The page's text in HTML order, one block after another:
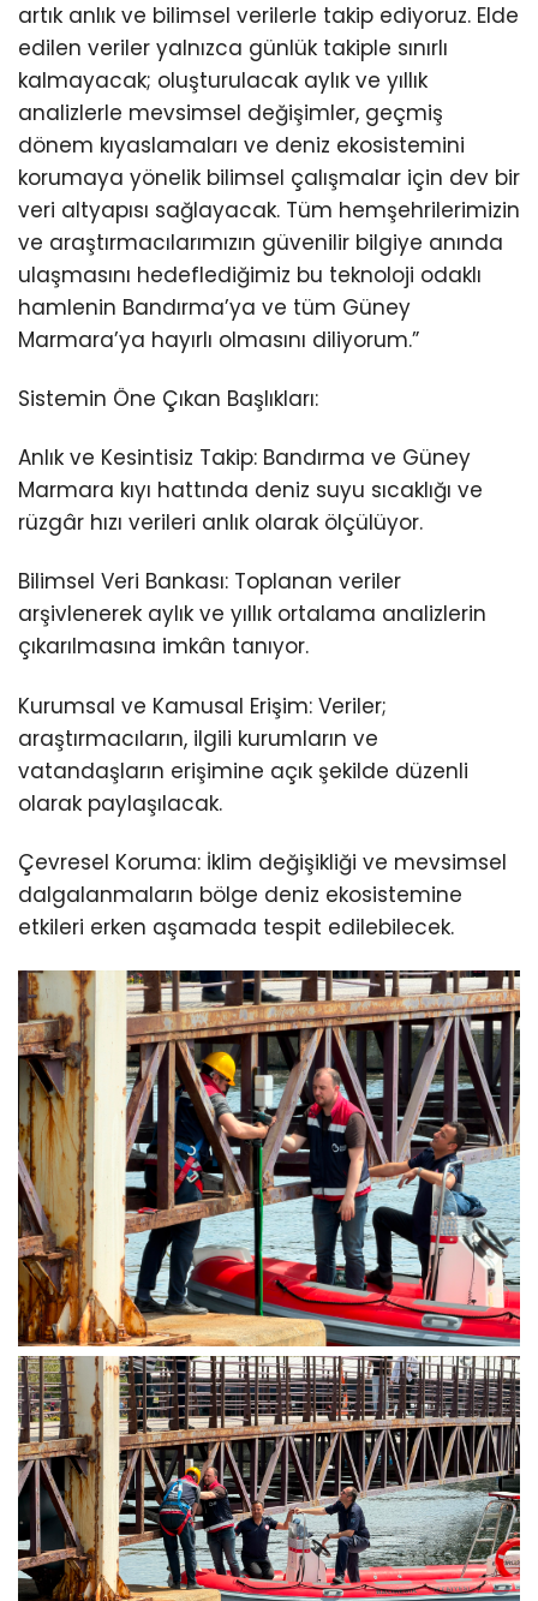
artık anlık ve bilimsel verilerle takip ediyoruz. Elde
edilen veriler yalnızca günlük takiple sınırlı
kalmayacak; oluşturulacak aylık ve yıllık
analizlerle mevsimsel değişimler, geçmiş
dönem kıyaslamaları ve deniz ekosistemini
korumaya yönelik bilimsel çalışmalar için dev bir
veri altyapısı sağlayacak. Tüm hemşehrilerimizin
ve araştırmacılarımızın güvenilir bilgiye anında
ulaşmasını hedeflediğimiz bu teknoloji odaklı
hamlenin Bandırma’ya ve tüm Güney
Marmara’ya hayırlı olmasını diliyorum.”
Sistemin Öne Çıkan Başlıkları:
Anlık ve Kesintisiz Takip: Bandırma ve Güney
Marmara kıyı hattında deniz suyu sıcaklığı ve
rüzgâr hızı verileri anlık olarak ölçülüyor.
Bilimsel Veri Bankası: Toplanan veriler
arşivlenerek aylık ve yıllık ortalama analizlerin
çıkarılmasına imkân tanıyor.
Kurumsal ve Kamusal Erişim: Veriler;
araştırmacıların, ilgili kurumların ve
vatandaşların erişimine açık şekilde düzenli
olarak paylaşılacak.
Çevresel Koruma: İklim değişikliği ve mevsimsel
dalgalanmaların bölge deniz ekosistemine
etkileri erken aşamada tespit edilebilecek.